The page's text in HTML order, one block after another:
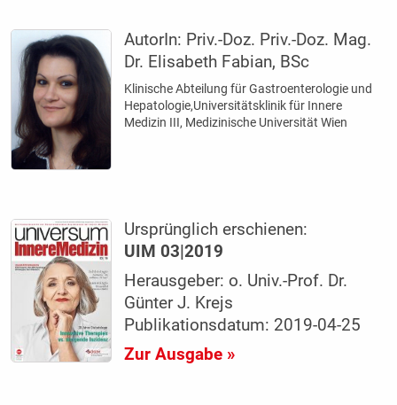
AutorIn: Priv.-Doz. Priv.-Doz. Mag.
Dr. Elisabeth Fabian, BSc
Klinische Abteilung für Gastroenterologie und
Hepatologie,Universitätsklinik für Innere
Medizin III, Medizinische Universität Wien
Ursprünglich erschienen:
UIM 03|2019
Herausgeber: o. Univ.-Prof. Dr.
Günter J. Krejs
Publikationsdatum: 2019-04-25
Zur Ausgabe »